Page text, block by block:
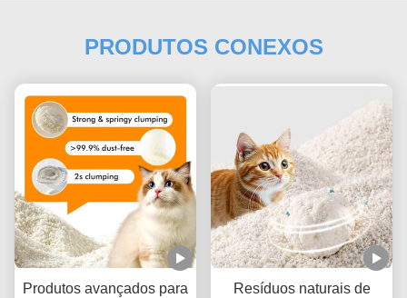
PRODUTOS CONEXOS
Produtos avançados para
Resíduos naturais de